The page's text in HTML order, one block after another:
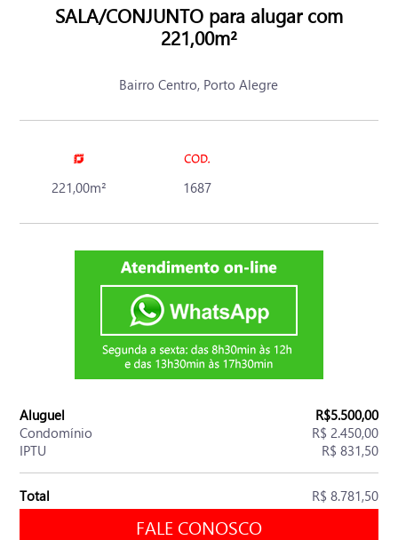
SALA/CONJUNTO para alugar com
221,00m²
Bairro Centro, Porto Alegre
221,00m² 1687
Aluguel
R$5.500,00
Condomínio
R$ 2.450,00
IPTU
R$ 831,50
Total R$ 8.781,50
FALE CONOSCO